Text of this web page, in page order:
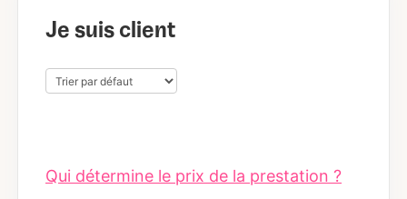
Je suis client
Qui détermine le prix de la prestation ?